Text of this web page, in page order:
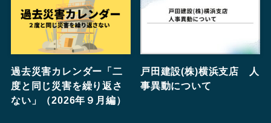
過去災害カレンダー「二
度と同じ災害を繰り返さ
ない」（2026年９月編）
戸田建設(株)横浜支店 人
事異動について